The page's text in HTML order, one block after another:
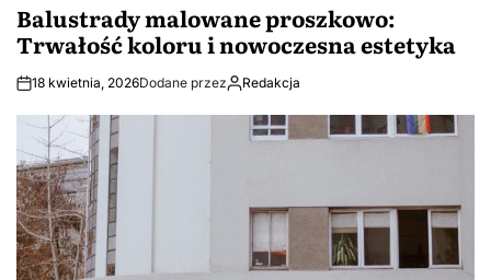
Balustrady malowane proszkowo:
Trwałość koloru i nowoczesna estetyka
18 kwietnia, 2026Dodane przez Redakcja